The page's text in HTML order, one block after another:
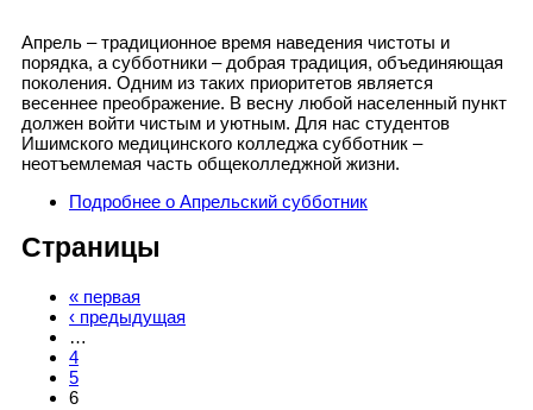
Апрель – традиционное время наведения чистоты и
порядка, а субботники – добрая традиция, объединяющая
поколения. Одним из таких приоритетов является
весеннее преображение. В весну любой населенный пункт
должен войти чистым и уютным. Для нас студентов
Ишимского медицинского колледжа субботник –
неотъемлемая часть общеколледжной жизни.
Подробнее о Апрельский субботник
Страницы
« первая
‹ предыдущая
…
4
5
6